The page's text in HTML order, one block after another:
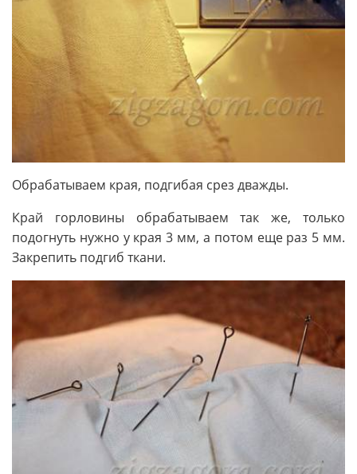
Обрабатываем края, подгибая срез дважды.
Край горловины обрабатываем так же, только
подогнуть нужно у края 3 мм, а потом еще раз 5 мм.
Закрепить подгиб ткани.